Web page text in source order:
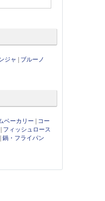
ジャ
ブルーノ
ベーカリー
コー
フィッシュロース
|鍋・フライパン